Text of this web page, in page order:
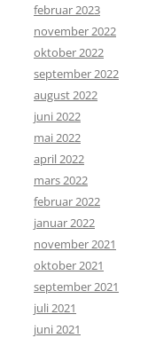
februar 2023
november 2022
oktober 2022
september 2022
august 2022
juni 2022
mai 2022
april 2022
mars 2022
februar 2022
januar 2022
november 2021
oktober 2021
september 2021
juli 2021
juni 2021